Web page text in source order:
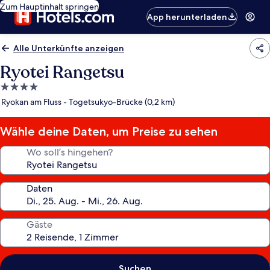
Zum Hauptinhalt springen
App herunterladen
Alle Unterkünfte anzeigen
Ryotei Rangetsu
4.0-
Sterne-
Ryokan am Fluss - Togetsukyo-Brücke (0,2 km)
Wähle deine Daten, um Preise zu sehen
Wo soll’s hingehen?
Daten
Gäste